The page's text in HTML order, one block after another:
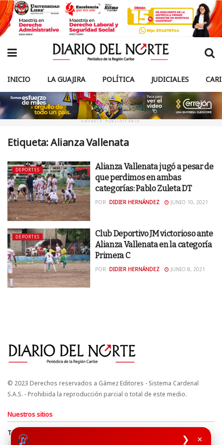
❯ ×
INICIO LA GUAJIRA POLÍTICA JUDICIALES
ANUNCIO PUBLICITARIO
Etiqueta:Alianza Vallenata
DEPORTES
Alianza Vallenata jugó a pesar de
que perdimos en ambas
categorías: Pablo Zuleta DT
POR: DIDIER HERNÁNDEZ JUNIO 10, 2021
DEPORTES
Club Deportivo JM victorioso ante
Alianza Vallenata en la categoría
Primera C
POR: DIDIER HERNÁNDEZ JUNIO 8, 2021
© 2023 Derechos reservados a Gámez Editores - Sistema Cardenal
S.A.S. - Prohibida la reproducción parcial o total de este medio.
Nuestros sitios
Términos y Condiciones
Derechos de Autor y Propiedad Intelectual